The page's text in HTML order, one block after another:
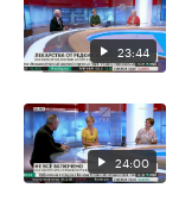
23:44
24:00